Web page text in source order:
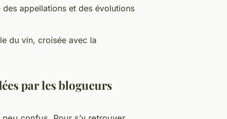
appellations et des évolutions
du vin, croisée avec la
par les blogueurs